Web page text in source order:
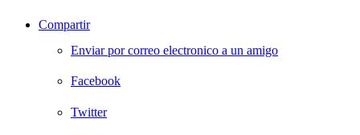
Compartir
Enviar por correo electronico a un amigo
Facebook
Twitter